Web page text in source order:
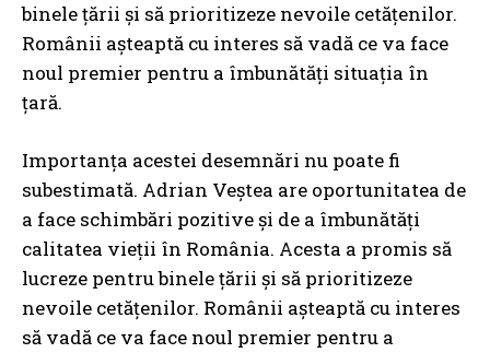
binele țării și să prioritizeze nevoile cetățenilor.
Românii așteaptă cu interes să vadă ce va face
noul premier pentru a îmbunătăți situația în
țară.
Importanța acestei desemnări nu poate fi
subestimată. Adrian Veștea are oportunitatea de
a face schimbări pozitive și de a îmbunătăți
calitatea vieții în România. Acesta a promis să
lucreze pentru binele țării și să prioritizeze
nevoile cetățenilor. Românii așteaptă cu interes
să vadă ce va face noul premier pentru a